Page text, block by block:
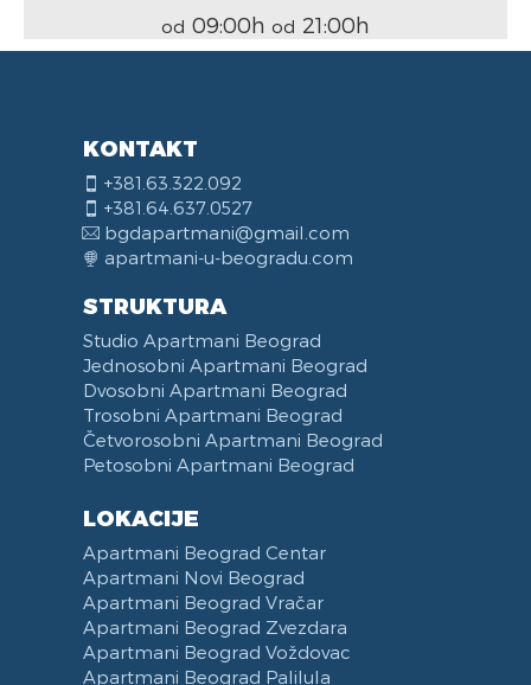
od 09:00h od 21:00h
KONTAKT
+381.63.322.092
+381.64.637.0527
bgdapartmani@gmail.com
apartmani-u-beogradu.com
STRUKTURA
Studio Apartmani Beograd
Jednosobni Apartmani Beograd
Dvosobni Apartmani Beograd
Trosobni Apartmani Beograd
Četvorosobni Apartmani Beograd
Petosobni Apartmani Beograd
LOKACIJE
Apartmani Beograd Centar
Apartmani Novi Beograd
Apartmani Beograd Vračar
Apartmani Beograd Zvezdara
Apartmani Beograd Voždovac
Apartmani Beograd Palilula